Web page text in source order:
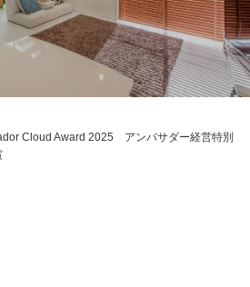
Cloud Award 2025 アンバサダー経営特別